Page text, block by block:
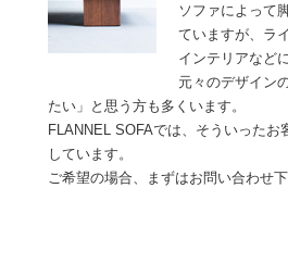
ソファによって
ていますが、ラ
インテリアなど
元々のデザイン
たい」と思う方も多くいます。
FLANNEL SOFAでは、そういったお
しています。
ご希望の場合、まずはお問い合わせ